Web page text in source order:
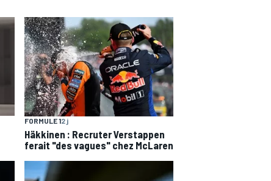
FORMULE 12 j
Häkkinen : Recruter Verstappen
ferait "des vagues" chez McLaren